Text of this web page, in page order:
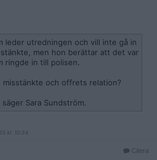
leder utredningen och vill inte gå in
men hon berättar att det var
ringde in till polisen.
misstänkte och offrets relation?
Sara Sundström.
kl. 10:34.
Citera